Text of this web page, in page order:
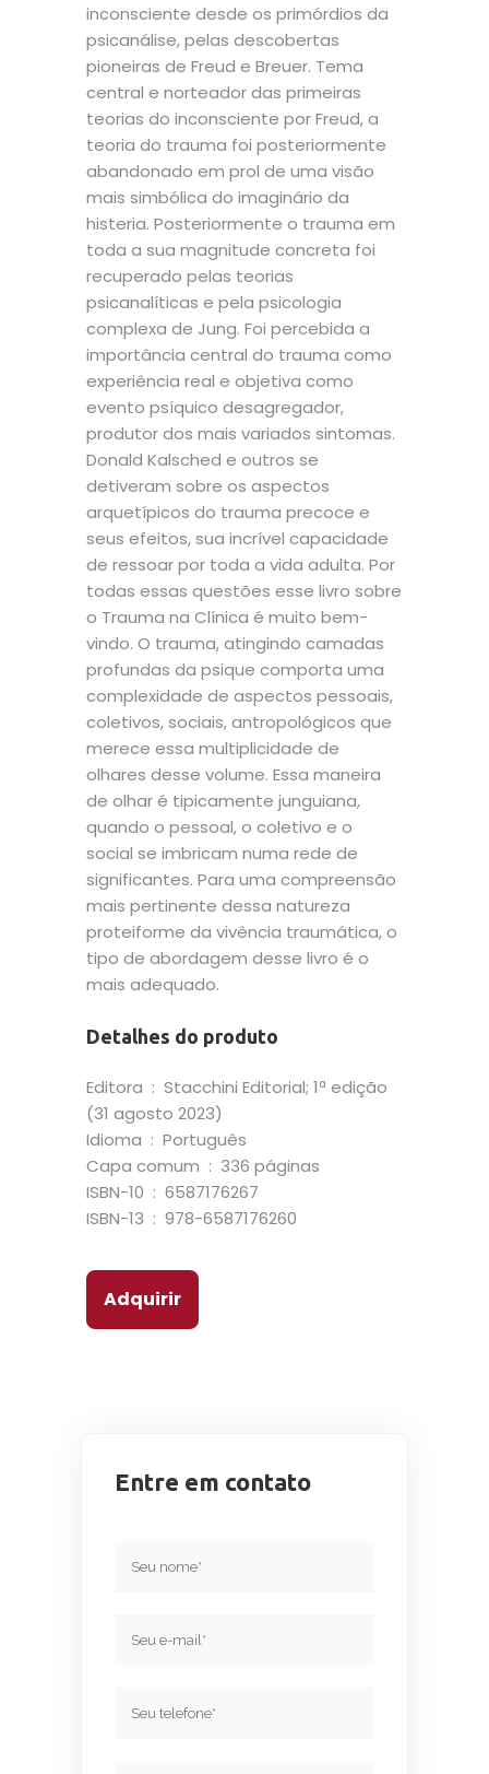
inconsciente desde os primórdios da
psicanálise, pelas descobertas
pioneiras de Freud e Breuer. Tema
central e norteador das primeiras
teorias do inconsciente por Freud, a
teoria do trauma foi posteriormente
abandonado em prol de uma visão
mais simbólica do imaginário da
histeria. Posteriormente o trauma em
toda a sua magnitude concreta foi
recuperado pelas teorias
psicanalíticas e pela psicologia
complexa de Jung. Foi percebida a
importância central do trauma como
experiência real e objetiva como
evento psíquico desagregador,
produtor dos mais variados sintomas.
Donald Kalsched e outros se
detiveram sobre os aspectos
arquetípicos do trauma precoce e
seus efeitos, sua incrível capacidade
de ressoar por toda a vida adulta. Por
todas essas questões esse livro sobre
o Trauma na Clínica é muito bem-
vindo. O trauma, atingindo camadas
profundas da psique comporta uma
complexidade de aspectos pessoais,
coletivos, sociais, antropológicos que
merece essa multiplicidade de
olhares desse volume. Essa maneira
de olhar é tipicamente junguiana,
quando o pessoal, o coletivo e o
social se imbricam numa rede de
significantes. Para uma compreensão
mais pertinente dessa natureza
proteiforme da vivência traumática, o
tipo de abordagem desse livro é o
mais adequado.
Detalhes do produto
Editora ‏ : ‎ Stacchini Editorial; 1ª edição
(31 agosto 2023)
Idioma ‏ : ‎ Português
Capa comum ‏ : ‎ 336 páginas
ISBN-10 ‏ : ‎ 6587176267
ISBN-13 ‏ : ‎ 978-6587176260
Adquirir
Entre em contato